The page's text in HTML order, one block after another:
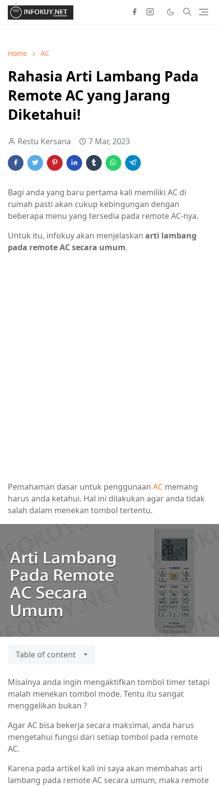
Home AC
Rahasia Arti Lambang Pada
Remote AC yang Jarang
Diketahui!
Restu Kersana 7 Mar, 2023
Bagi anda yang baru pertama kali memiliki AC di
rumah pasti akan cukup kebingungan dengan
beberapa menu yang tersedia pada remote AC-nya.
Untuk itu, infokuy akan menjelaskan arti lambang
pada remote AC secara umum.
Pemahaman dasar untuk penggunaan AC memang
harus anda ketahui. Hal ini dilakukan agar anda tidak
salah dalam menekan tombol tertentu.
Table of content
Misalnya anda ingin mengaktifkan tombol timer tetapi
malah menekan tombol mode. Tentu itu sangat
menggelikan bukan ?
Agar AC bisa bekerja secara maksimal, anda harus
mengetahui fungsi dari setiap tombol pada remote
AC.
Karena pada artikel kali ini saya akan membahas arti
lambang pada remote AC secara umum, maka remote